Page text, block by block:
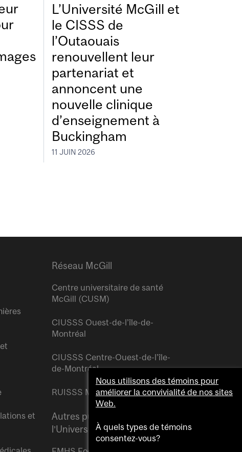
L’Université McGill et
le CISSS de
l’Outaouais
renouvellent leur
partenariat et
annoncent une
nouvelle clinique
d’enseignement à
Buckingham
11 JUIN 2026
et
Réseau McGill
Centre universitaire de santé
McGill (CUSM)
CIUSSS Ouest-de-l’île-de-
Montréal
CIUSSS Centre-Ouest-de-l’île-
de-Montréal
RUISSS McGill
Autres publications de
l’Université McGill
Nous utilisons des témoins pour
améliorer la convivialité de nos sites
Web.
À quels types de témoins
consentez-vous?